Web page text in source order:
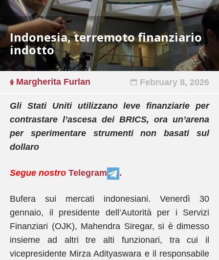
Indonesia, terremoto finanziario
indotto
Margherita Furlan February 8, 2026
Gli Stati Uniti utilizzano leve finanziarie per
contrastare l’ascesa dei BRICS, ora un’arena
per sperimentare strumenti non basati sul
dollaro
Segue nostro Telegram .
Bufera sui mercati indonesiani. Venerdì 30
gennaio, il presidente dell’Autorità per i Servizi
Finanziari (OJK), Mahendra Siregar, si è dimesso
insieme ad altri tre alti funzionari, tra cui il
vicepresidente Mirza Adityaswara e il responsabile